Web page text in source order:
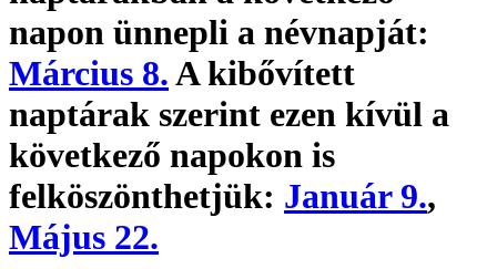
napon ünnepli a névnapját:
Március 8.A kibővített
naptárak szerint ezen kívül a
következő napokon is
felköszönthetjük: Január 9.,
Május 22.